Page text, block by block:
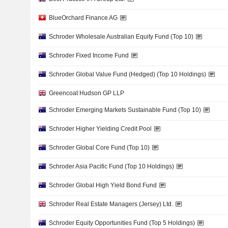
BlueOrchard Finance AG
Schroder Wholesale Australian Equity Fund (Top 10)
Schroder Fixed Income Fund
Schroder Global Value Fund (Hedged) (Top 10 Holdings)
Greencoat Hudson GP LLP
Schroder Emerging Markets Sustainable Fund (Top 10)
Schroder Higher Yielding Credit Pool
Schroder Global Core Fund (Top 10)
Schroder Asia Pacific Fund (Top 10 Holdings)
Schroder Global High Yield Bond Fund
Schroder Real Estate Managers (Jersey) Ltd.
Schroder Equity Opportunities Fund (Top 5 Holdings)